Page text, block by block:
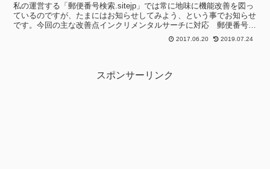
私の運営する「郵便番号検索.sitejp」では常に地味に機能改善を図っ
ているのですが、たまにはお知らせしてみよう、という事でお知らせ
です。今回の主な改善点インクリメンタルサーチに対応 郵便番号で
検索する場合、頭から3桁以上の半角数字を入力し...2017.06.20 2019.07.24
スポンサーリンク